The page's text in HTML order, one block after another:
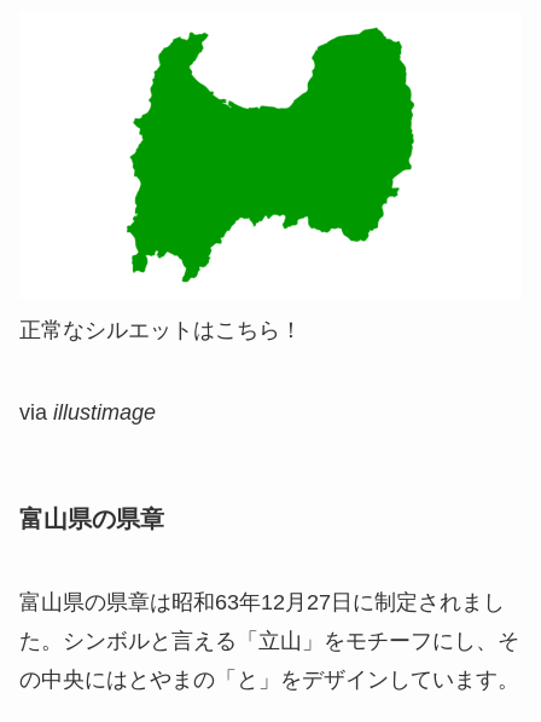
正常なシルエットはこちら！
via illustimage
富山県の県章
富山県の県章は昭和63年12月27日に制定されまし
た。シンボルと言える「立山」をモチーフにし、そ
の中央にはとやまの「と」をデザインしています。